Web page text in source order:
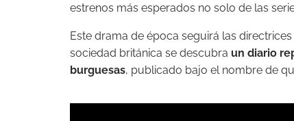
estrenos más esperados no solo de las
Este drama de época seguirá las
sociedad británica se descubra un diario
burguesas, publicado bajo el nombre de